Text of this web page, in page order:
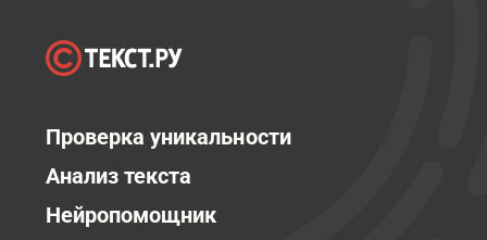
Проверка уникальности
Анализ текста
Нейропомощник